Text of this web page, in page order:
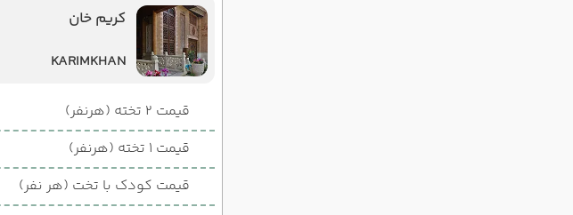
کریم خان
KARIMKHAN
قیمت 2 تخته (هرنفر)
قیمت 1 تخته (هرنفر)
قیمت کودک با تخت (هر نفر)